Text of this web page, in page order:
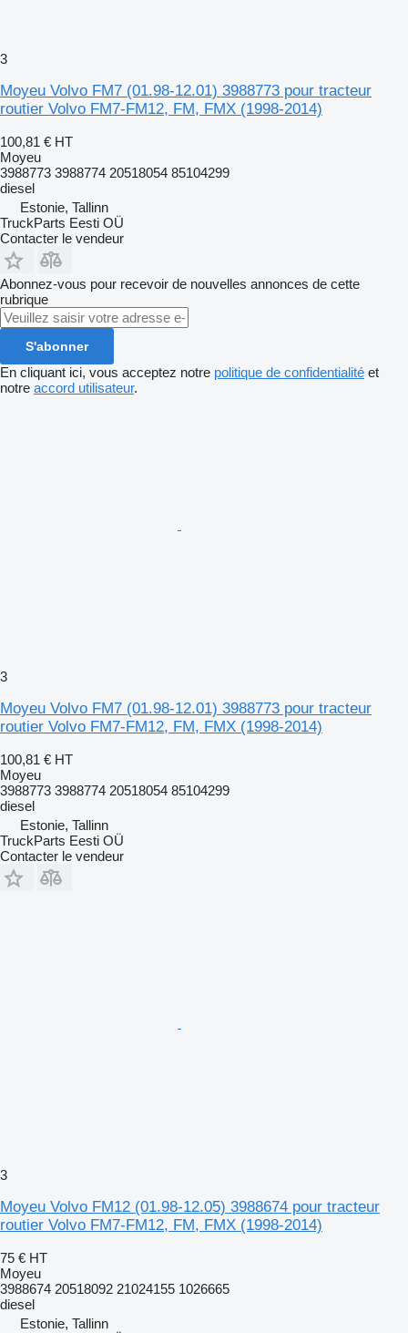
3
Moyeu Volvo FM7 (01.98-12.01) 3988773 pour tracteur
routier Volvo FM7-FM12, FM, FMX (1998-2014)
100,81 € HT
Moyeu
3988773 3988774 20518054 85104299
diesel
Estonie, Tallinn
TruckParts Eesti OÜ
Contacter le vendeur
Abonnez-vous pour recevoir de nouvelles annonces de cette
rubrique
S'abonner
En cliquant ici, vous acceptez notre politique de confidentialité et
notre accord utilisateur.
3
Moyeu Volvo FM7 (01.98-12.01) 3988773 pour tracteur
routier Volvo FM7-FM12, FM, FMX (1998-2014)
100,81 € HT
Moyeu
3988773 3988774 20518054 85104299
diesel
Estonie, Tallinn
TruckParts Eesti OÜ
Contacter le vendeur
3
Moyeu Volvo FM12 (01.98-12.05) 3988674 pour tracteur
routier Volvo FM7-FM12, FM, FMX (1998-2014)
75 € HT
Moyeu
3988674 20518092 21024155 1026665
diesel
Estonie, Tallinn